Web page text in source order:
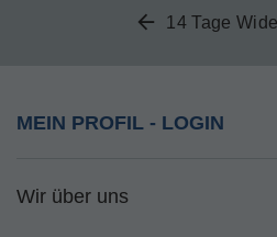
14 Tage
MEIN PROFIL - LOGIN
Wir über uns